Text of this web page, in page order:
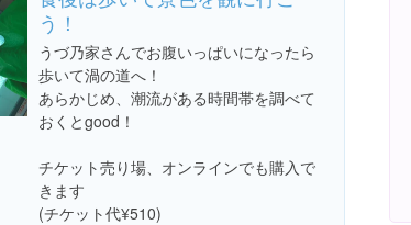
う！
うづ乃家さんでお腹いっぱいになったら
歩いて渦の道へ！
あらかじめ、潮流がある時間帯を調べて
おくとgood！
チケット売り場、オンラインでも購入で
きます
(チケット代¥510)